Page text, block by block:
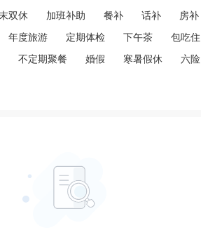
双休 加班补助 餐补 话补 房补
年度旅游 定期体检 下午茶 包吃住
不定期聚餐 婚假 寒暑假休 六险